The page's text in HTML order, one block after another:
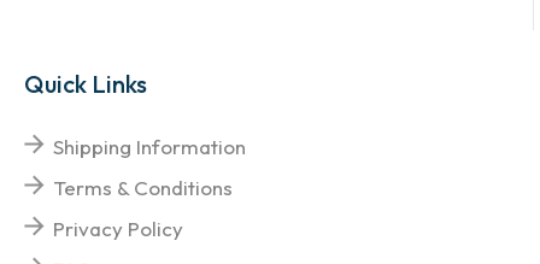
Quick Links
Shipping Information
Terms & Conditions
Privacy Policy